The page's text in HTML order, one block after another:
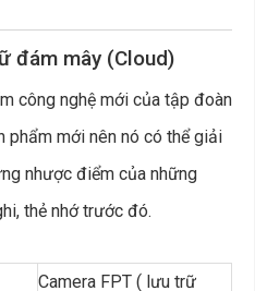
đám mây (Cloud)
công nghệ mới của tập đoàn
phẩm mới nên nó có thể giải
nhược điểm của những
thẻ nhớ trước đó.
Camera FPT ( lưu trữ